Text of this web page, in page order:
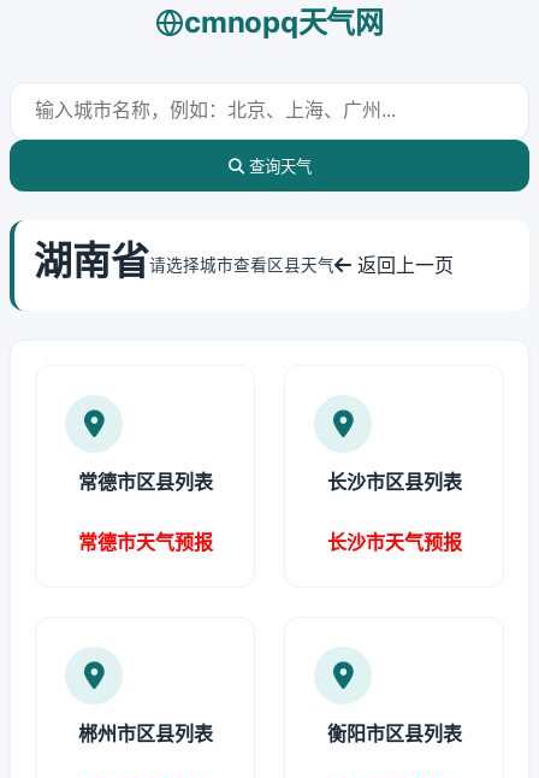
cmnopq天气网
查询天气
湖南省请选择城市查看区县天气 返回上一页
常德市区县列表
常德市天气预报
长沙市区县列表
长沙市天气预报
郴州市区县列表 衡阳市区县列表